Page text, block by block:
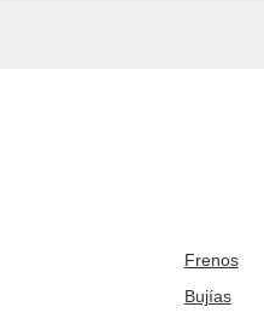
Frenos
Bujías